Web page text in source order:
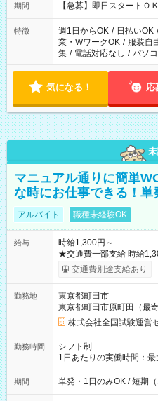
期間 【急募】即日スタートＯ
特徴 週1日からOK / 日払いOK /
業・WワークOK / 服装自
集 / 電話対応なし / パソ
気になる！ 応
マニュアル通りに簡単
な時にお仕事できる！
アルバイト 職種未経験OK
給与
時給1,300円～
★交通費一部支給 時給1,300円～ ※試験・役割により手当あり
※勤務回数により昇給あ
り！】 希望される場合、
例】 ・河合塾模擬試験
×8時間＝日収10,400円＋
円の場合あり ・国家試験
円（役割手当＋100円）×6時
間】試用期間なし
交通費別途支給あり
勤務地
東京都町田市
東京都町田市原町田（最
株式会社全国試験運営
勤務時間
シフト制
1日あたりの実働時間：
間は 試験により異なり
期間 単発・1日のみOK / 短期（